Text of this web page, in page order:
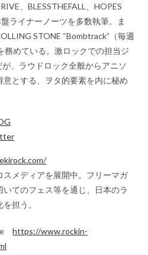
、BLESSTHEFALL、HOPES
ライナーノーツを多数執筆。ま
STONE “Bombtrack”（毎週
務めている。激ロックでの担当ジ
、ラウドロック全般からアニソ
とする、ヲタ的要素を内に秘め
メディアを展開中。フリーマガ
てのフェス等を通じ、日本のラ
担う。
https://www.rockin-